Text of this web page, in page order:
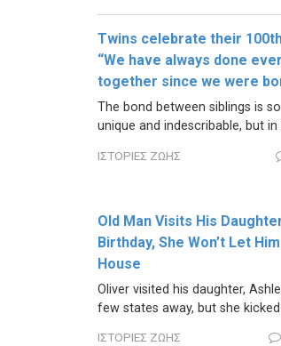
Twins celebrate their
“We have always done
together since we were
The bond between siblings is
unique and indescribable, but
ΙΣΤΟΡΙΕΣ ΖΩΗΣ
Old Man Visits His
Birthday, She Won’t Let
House
Oliver visited his daughter,
few states away, but she kicked
ΙΣΤΟΡΙΕΣ ΖΩΗΣ